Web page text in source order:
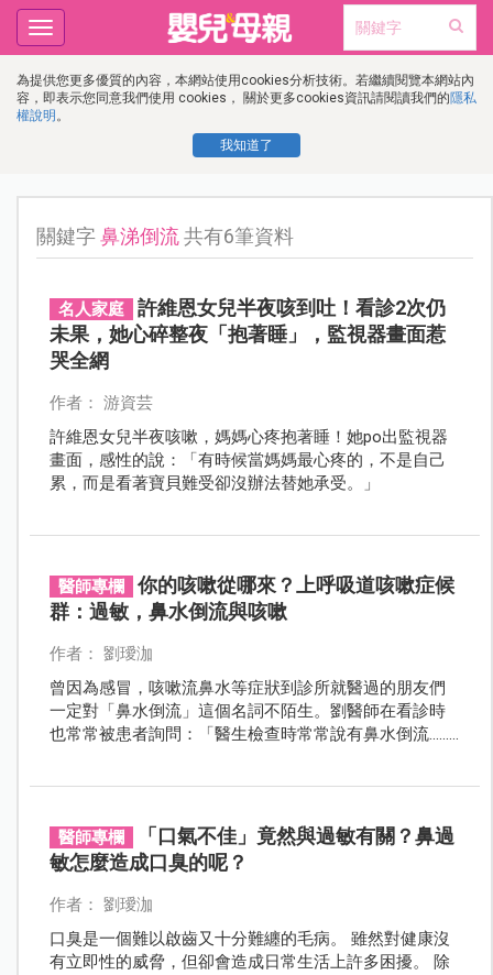
為提供您更多優質的內容，本網站使用cookies分析技術。若繼續閱覽本網站內
容，即表示您同意我們使用 cookies， 關於更多cookies資訊請閱讀我們的隱私
權說明 。
我知道了
Toggle
navigation
關鍵字鼻涕倒流共有6筆資料
名人家庭
許維恩女兒半夜咳到吐！看診2次仍
未果，她心碎整夜「抱著睡」，監視器畫面惹
哭全網
作者： 游資芸
許維恩女兒半夜咳嗽，媽媽心疼抱著睡！她po出監視器
畫面，感性的說：「有時候當媽媽最心疼的，不是自己
累，而是看著寶貝難受卻沒辦法替她承受。」
醫師專欄
你的咳嗽從哪來？上呼吸道咳嗽症候
群：過敏，鼻水倒流與咳嗽
作者： 劉璦泇
曾因為感冒，咳嗽流鼻水等症狀到診所就醫過的朋友們
一定對「鼻水倒流」這個名詞不陌生。劉醫師在看診時
也常常被患者詢問：「醫生檢查時常常說有鼻水倒流......
泌物往後滲，倒流至咽喉的一個正常生理現象。
醫師專欄
「口氣不佳」竟然與過敏有關？鼻過
敏怎麼造成口臭的呢？
作者： 劉璦泇
口臭是一個難以啟齒又十分難纏的毛病。 雖然對健康沒
有立即性的威脅，但卻會造成日常生活上許多困擾。 除